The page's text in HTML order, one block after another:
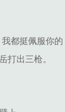
都挺佩服你的
打出三枪。